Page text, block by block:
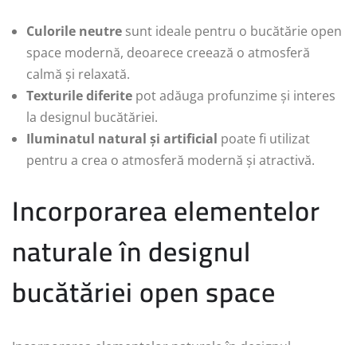
Culorile neutre sunt ideale pentru o bucătărie open
space modernă, deoarece creează o atmosferă
calmă și relaxată.
Texturile diferite pot adăuga profunzime și interes
la designul bucătăriei.
Iluminatul natural și artificial poate fi utilizat
pentru a crea o atmosferă modernă și atractivă.
Incorporarea elementelor
naturale în designul
bucătăriei open space